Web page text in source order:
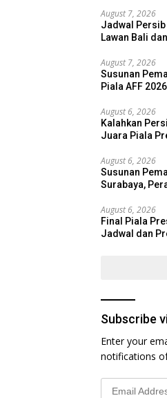
August 7, 2026
Jadwal Persib
Lawan Bali
August 7, 2026
Susunan
Piala AFF 2026
August 6, 2026
Kalahkan
Juara Piala
August 6, 2026
Susunan
Surabaya,
August 6, 2026
Final Piala
Jadwal dan
Subscribe
Enter your
notifications
Email